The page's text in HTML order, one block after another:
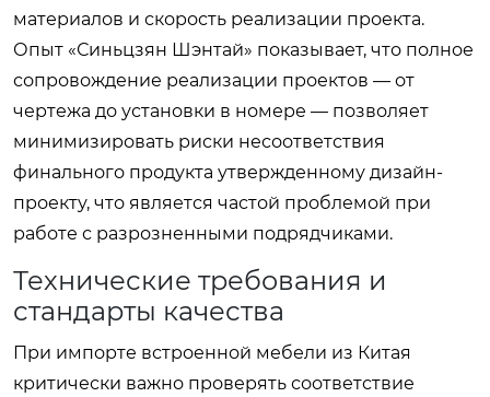
материалов и скорость реализации проекта.
Опыт «Синьцзян Шэнтай» показывает, что полное
сопровождение реализации проектов — от
чертежа до установки в номере — позволяет
минимизировать риски несоответствия
финального продукта утвержденному дизайн-
проекту, что является частой проблемой при
работе с разрозненными подрядчиками.
Технические требования и
стандарты качества
При импорте встроенной мебели из Китая
критически важно проверять соответствие